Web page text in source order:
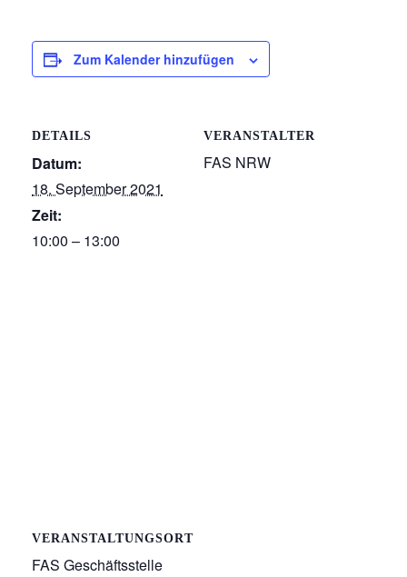
Zum Kalender hinzufügen
DETAILS
Datum:
18. September 2021
Zeit:
10:00 – 13:00
VERANSTALTER
FAS NRW
VERANSTALTUNGSORT
FAS Geschäftsstelle